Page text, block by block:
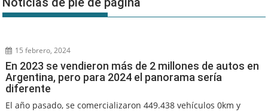
15 febrero, 2024
En 2023 se vendieron más de 2 millones de autos en
Argentina, pero para 2024 el panorama sería
diferente
El año pasado, se comercializaron 449.438 vehículos 0km y